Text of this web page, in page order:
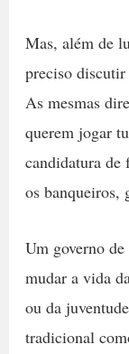
Mas, além de
preciso discutir
As mesmas
querem jogar
candidatura de
os banqueiros,
Um governo
mudar a vida
ou da
tradicional